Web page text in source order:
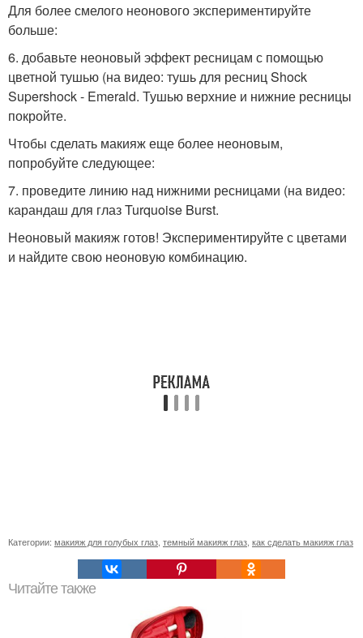
Для более смелого неонового экспериментируйте
больше:
6. добавьте неоновый эффект ресницам с помощью
цветной тушью (на видео: тушь для ресниц Shock
Supershock - Emerald. Тушью верхние и нижние ресницы
покройте.
Чтобы сделать макияж еще более неоновым,
попробуйте следующее:
7. проведите линию над нижними ресницами (на видео:
карандаш для глаз Turquoise Burst.
Неоновый макияж готов! Экспериментируйте с цветами
и найдите свою неоновую комбинацию.
Категории: макияж для голубых глаз темный макияж глаз как сделать макияж глаз
Читайте также